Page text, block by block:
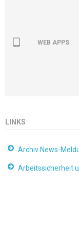
WEB APPS
LINKS
Archiv News-
Arbeitssicherheit